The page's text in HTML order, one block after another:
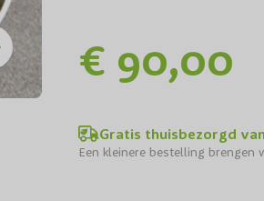
Treur
€ 90,00
Gratis thuisbezorgd
Een kleinere bestelling brengen